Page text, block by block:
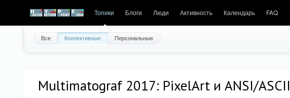
Топики Блоги Люди Активность Календарь FAQ
Все Коллективные Персональные
Multimatograf 2017: PixelArt и ANSI/ASCII